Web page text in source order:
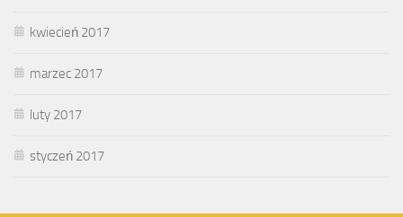
kwiecień 2017
marzec 2017
luty 2017
styczeń 2017